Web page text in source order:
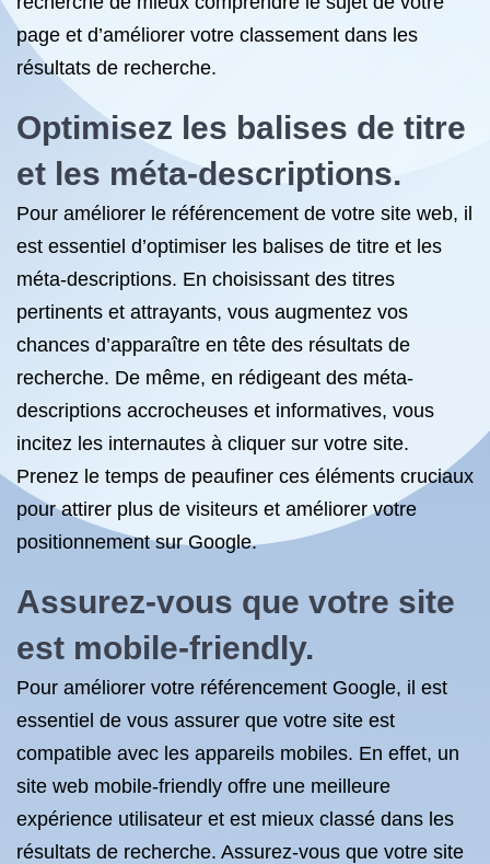
page et d’améliorer votre classement dans les
résultats de recherche.
Optimisez les balises de titre
et les méta-descriptions.
Pour améliorer le référencement de votre site web, il
est essentiel d’optimiser les balises de titre et les
méta-descriptions. En choisissant des titres
pertinents et attrayants, vous augmentez vos
chances d’apparaître en tête des résultats de
recherche. De même, en rédigeant des méta-
descriptions accrocheuses et informatives, vous
incitez les internautes à cliquer sur votre site.
Prenez le temps de peaufiner ces éléments cruciaux
pour attirer plus de visiteurs et améliorer votre
positionnement sur Google.
Assurez-vous que votre site
est mobile-friendly.
Pour améliorer votre référencement Google, il est
essentiel de vous assurer que votre site est
compatible avec les appareils mobiles. En effet, un
site web mobile-friendly offre une meilleure
expérience utilisateur et est mieux classé dans les
résultats de recherche. Assurez-vous que votre site